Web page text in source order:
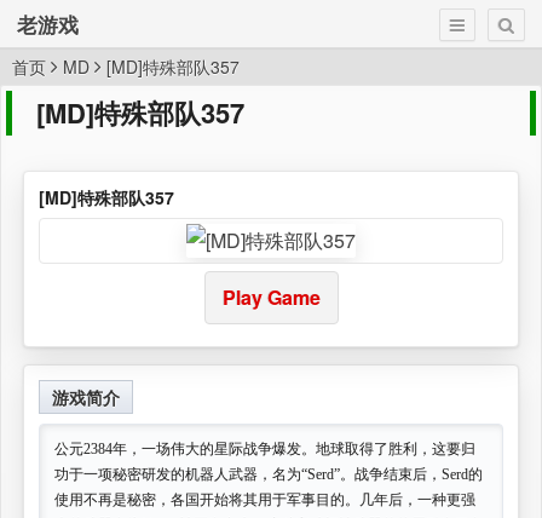
老游戏
首页 MD [MD]特殊部队357
[MD]特殊部队357
[MD]特殊部队357
Play Game
游戏简介
公元2384年，一场伟大的星际战争爆发。地球取得了胜利，这要归
功于一项秘密研发的机器人武器，名为“Serd”。战争结束后，Serd的
使用不再是秘密，各国开始将其用于军事目的。几年后，一种更强